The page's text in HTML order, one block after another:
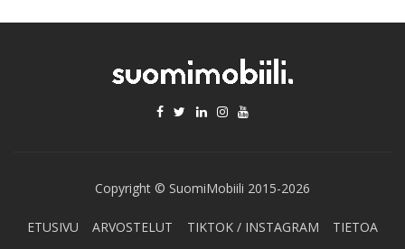
Copyright © SuomiMobiili 2015-2026
ETUSIVU ARVOSTELUT TIKTOK / INSTAGRAM TIETOA